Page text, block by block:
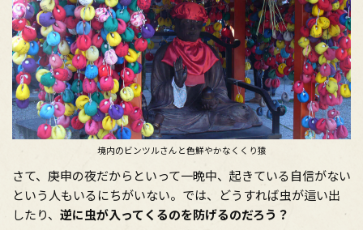
境内のビンツルさんと色鮮やかなくくり猿
さて、庚申の夜だからといって一晩中、起きている自信がない
という人もいるにちがいない。では、どうすれば虫が這い出
したり、 逆に虫が入ってくるのを防げるのだろう？